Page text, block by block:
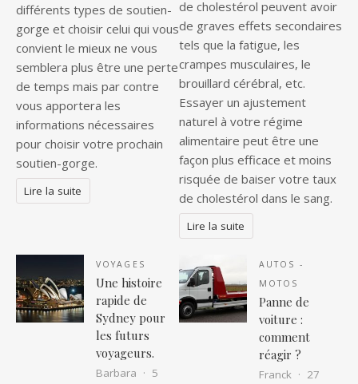
différents types de soutien-
gorge et choisir celui qui vous
convient le mieux ne vous
semblera plus être une perte
de temps mais par contre
vous apportera les
informations nécessaires
pour choisir votre prochain
soutien-gorge.
Lire la suite
de cholestérol peuvent avoir
de graves effets secondaires
tels que la fatigue, les
crampes musculaires, le
brouillard cérébral, etc.
Essayer un ajustement
naturel à votre régime
alimentaire peut être une
façon plus efficace et moins
risquée de baiser votre taux
de cholestérol dans le sang.
Lire la suite
VOYAGES
Une histoire
rapide de
Sydney pour
les futurs
voyageurs.
Barbara
5
AUTOS -
MOTOS
Panne de
voiture :
comment
réagir ?
Franck
27